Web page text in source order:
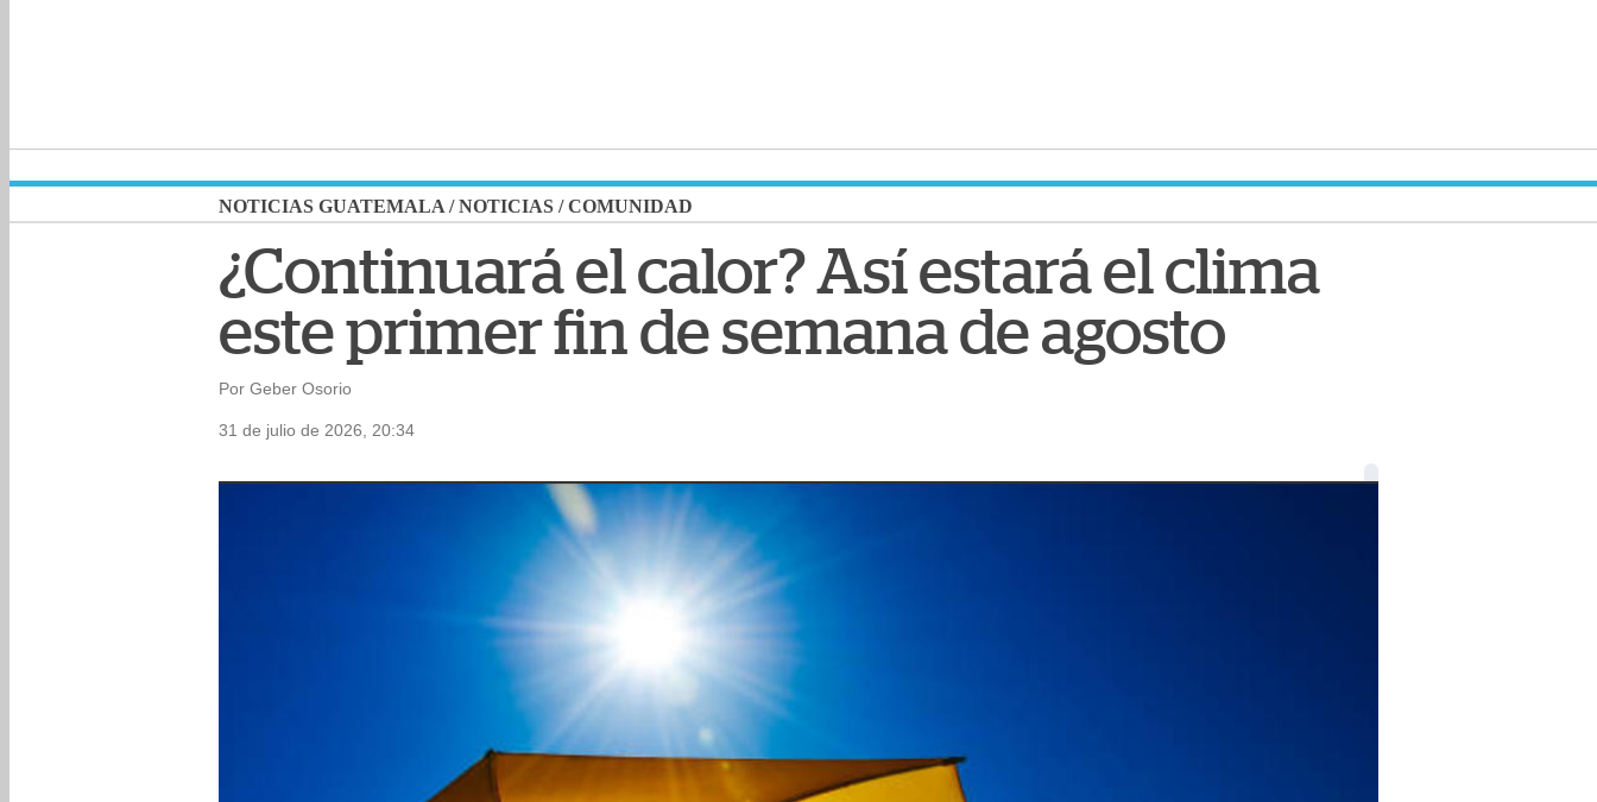
NOTICIAS GUATEMALA /NOTICIAS /COMUNIDAD
¿Continuará el calor? Así estará el clima
este primer fin de semana de agosto
Por Geber Osorio
31 de julio de 2026, 20:34